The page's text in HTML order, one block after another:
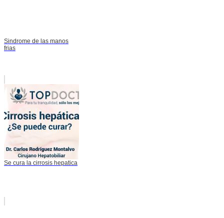
Sindrome de las manos
frias
Se cura la cirrosis hepatica